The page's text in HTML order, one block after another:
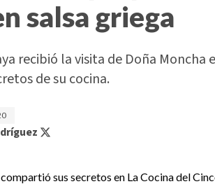
salsa griega
recibió la visita de Doña Moncha
de su cocina.